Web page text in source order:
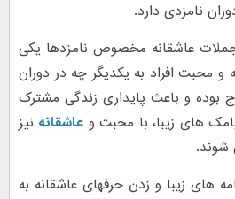
نامزدی دارد.
جملات عاشقانه مخصوص نامزدها یکی
و محبت افراد به یکدیگر چه در دوران
بوده و باعث پایداری زندگی مشترک
های زیبا، با محبت و عاشقانه نیز
های زیبا و زدن حرفهای عاشقانه به